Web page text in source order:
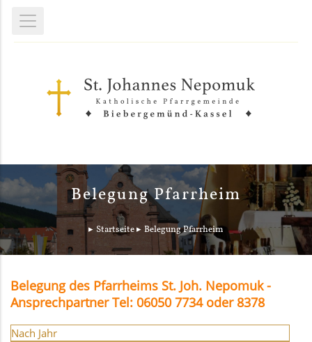
Belegung Pfarrheim
Startseite Belegung Pfarrheim
Belegung des Pfarrheims St. Joh. Nepomuk -
Ansprechpartner Tel: 06050 7734 oder 8378
Nach Jahr